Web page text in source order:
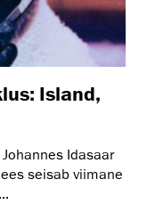
Island,
Idasaar
seisab viimane